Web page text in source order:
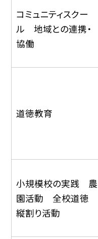
コミュニティスクー
ル 地域との連携・
協働
道徳教育
小規模校の実践 農
園活動 全校道徳
縦割り活動